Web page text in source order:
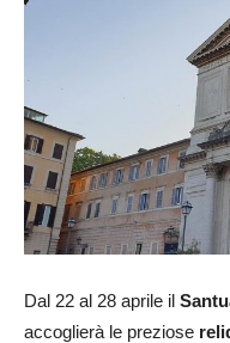
Dal 22 al 28 aprile il
accoglierà le preziose